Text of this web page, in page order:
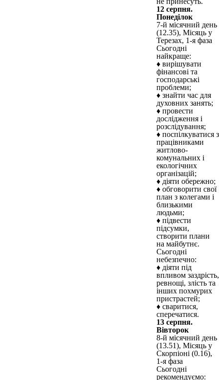
12 серпня.
Понеділок
7-й місячний день
(12.35), Місяць у
Терезах, 1-я фаза
Сьогодні
найкраще:
♦ вирішувати
фінансові та
господарські
проблеми;
♦ знайти час для
духовних занять;
♦ провести
дослідження і
розслідування;
♦ поспілкуватися з
працівниками
житлово-
комунальних і
екологічних
організацій;
♦ діяти обережно;
♦ обговорити свої
план з колегами і
близькими
людьми;
♦ підвести
підсумки,
створити плани
на майбутнє.
Сьогодні
небезпечно:
♦ діяти під
впливом заздрість,
ревнощі, злість та
інших похмурих
пристрастей;
♦ сваритися,
сперечатися.
13 серпня.
Вівторок
8-й місячний день
(13.51), Місяць у
Скорпіоні (0.16),
1-я фаза
Сьогодні
рекомендуємо: